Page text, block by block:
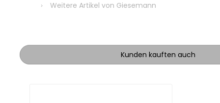
Weitere Artikel von Giesemann
Kunden kauften auch